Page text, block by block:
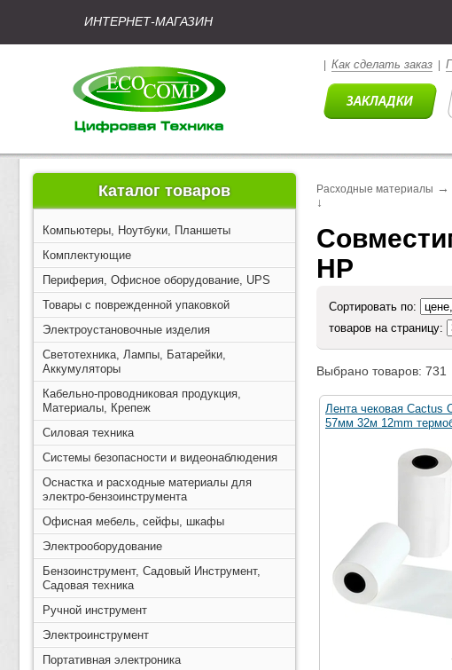
ИНТЕРНЕТ-МАГАЗИН
Как сделать заказ
Каталог товаров
Компьютеры, Ноутбуки, Планшеты
Комплектующие
Периферия, Офисное оборудование, UPS
Товары с поврежденной упаковкой
Электроустановочные изделия
Светотехника, Лампы, Батарейки,
Аккумуляторы
Кабельно-проводниковая продукция,
Материалы, Крепеж
Силовая техника
Системы безопасности и видеонаблюдения
Оснастка и расходные материалы для
электро-бензоинструмента
Офисная мебель, сейфы, шкафы
Электрооборудование
Бензоинструмент, Садовый Инструмент,
Садовая техника
Ручной инструмент
Электроинструмент
Портативная электроника
Расходные материалы →
↓
HP
Сортировать по:
товаров на страницу:
Выбрано товаров: 731
Лента чековая Cactus
57мм 32м 12mm